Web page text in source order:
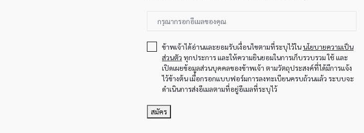
ข้าพเจ้าได้อ่านและยอมรับเงื่อนไขตามที่ระบุไว้ในนโยบายความเป็น
ส่วนตัว ทุกประการ และให้ความยินยอมในการเก็บรวบรวม ใช้ และ
เปิดเผยข้อมูลส่วนบุคคลของข้าพเจ้า ตามวัตถุประสงค์ที่ได้มีการแจ้ง
ไว้ข้างต้น เมื่อกรอกแบบฟอร์มการลงทะเบียนครบถ้วนแล้ว ระบบจะ
ดำเนินการส่งอีเมลตามที่อยู่อีเมลที่ระบุไว้
สมัคร